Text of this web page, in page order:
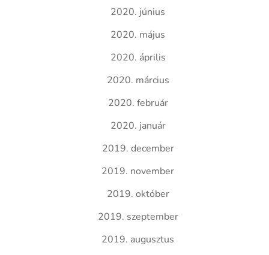
2020. június
2020. május
2020. április
2020. március
2020. február
2020. január
2019. december
2019. november
2019. október
2019. szeptember
2019. augusztus